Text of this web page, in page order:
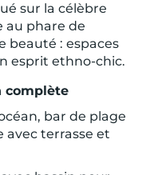
sur la célèbre
au phare de
beauté : espaces
esprit ethno-chic.
complète
bar de plage
avec terrasse et